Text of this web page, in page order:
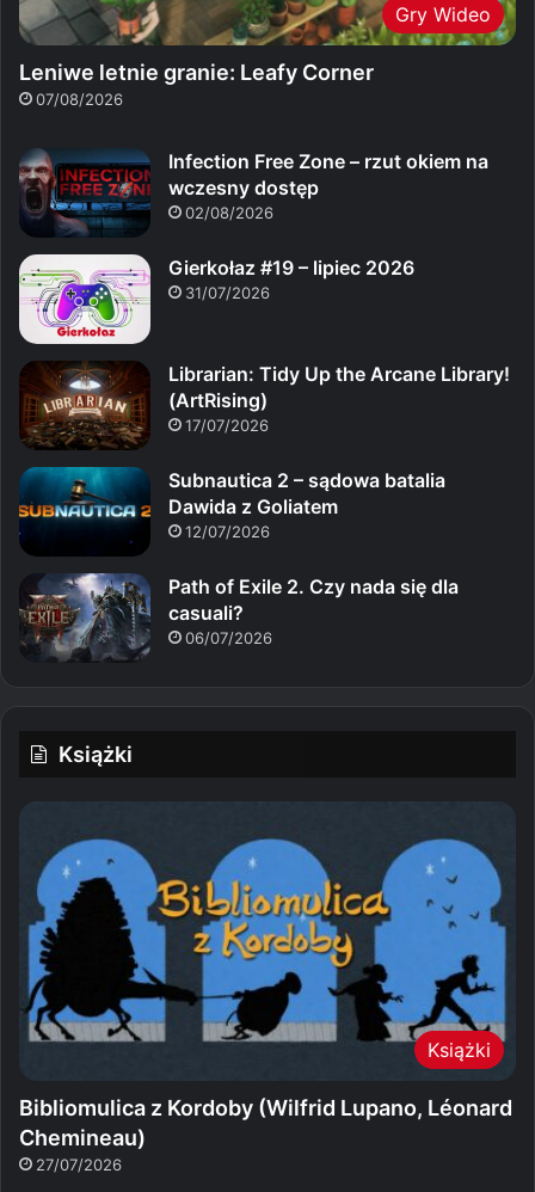
Gry Wideo
Leniwe letnie granie: Leafy Corner
07/08/2026
Infection Free Zone – rzut okiem na
wczesny dostęp
02/08/2026
Gierkołaz #19 – lipiec 2026
31/07/2026
Librarian: Tidy Up the Arcane Library!
(ArtRising)
17/07/2026
Subnautica 2 – sądowa batalia
Dawida z Goliatem
12/07/2026
Path of Exile 2. Czy nada się dla
casuali?
06/07/2026
Książki
Książki
Bibliomulica z Kordoby (Wilfrid Lupano, Léonard
Chemineau)
27/07/2026